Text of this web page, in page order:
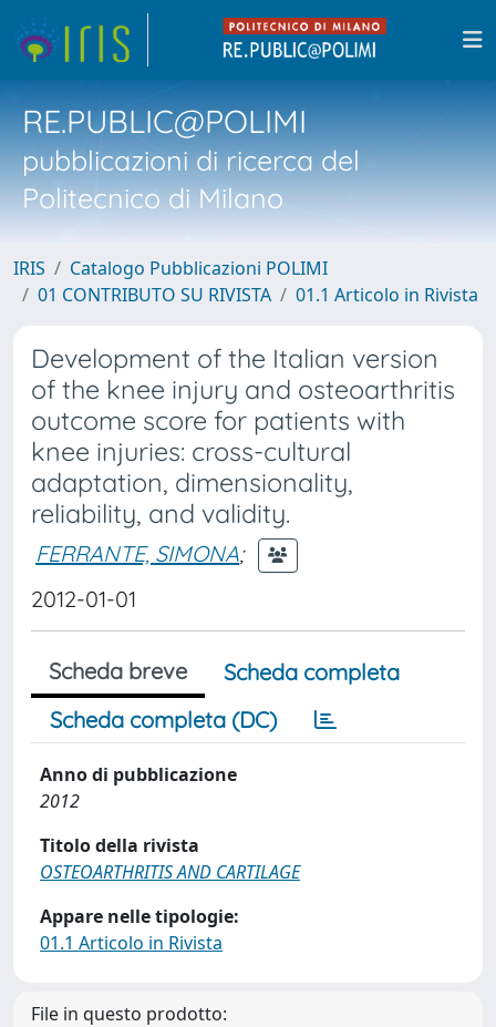
RE.PUBLIC@POLIMI
pubblicazioni di ricerca del
Politecnico di Milano
IRIS
Catalogo Pubblicazioni POLIMI
01 CONTRIBUTO SU RIVISTA
01.1 Articolo in Rivista
Development of the Italian version
of the knee injury and osteoarthritis
outcome score for patients with
knee injuries: cross-cultural
adaptation, dimensionality,
reliability, and validity.
FERRANTE, SIMONA;
2012-01-01
Scheda breve
Scheda completa
Scheda completa (DC)
Anno di pubblicazione
2012
Titolo della rivista
OSTEOARTHRITIS AND CARTILAGE
Appare nelle tipologie:
01.1 Articolo in Rivista
File in questo prodotto: